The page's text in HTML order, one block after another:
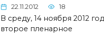
22.11.2012 18
В среду, 14 ноября 2012
второе пленарное